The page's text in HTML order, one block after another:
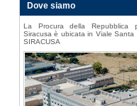
Dove siamo
La Procura della Repubblica
Siracusa è ubicata in Viale
SIRACUSA